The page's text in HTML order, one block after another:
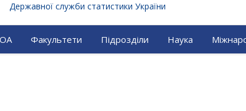
Державної служби статистики України
Факультети Підрозділи Наука